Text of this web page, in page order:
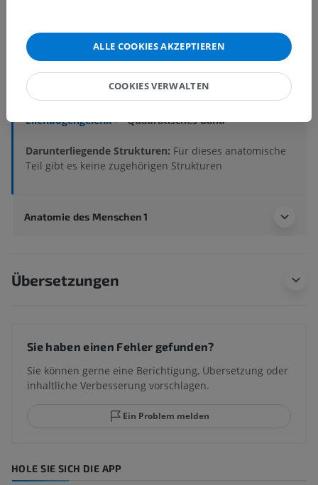
Anatomie des Menschen 2
Menschlicher Körper> Muskuloskelettale Systeme>
Gelenke> Gelenke der oberen Extremität>
Gelenke der freien oberen Extremität
Synovialgelenke der freien oberen Extremität>
Ellenbogengelenk> Quadratisches Band
Darunterliegende Strukturen: Für dieses anatomische
Teil gibt es keine zugehörigen Strukturen
Anatomie des Menschen 1
Übersetzungen
Sie haben einen Fehler gefunden?
Sie können gerne eine Berichtigung, Übersetzung oder
inhaltliche Verbesserung vorschlagen.
Ein Problem melden
HOLE SIE SICH DIE APP
ALLE COOKIES AKZEPTIEREN
COOKIES VERWALTEN